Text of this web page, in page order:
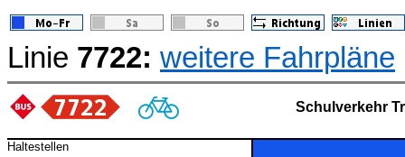
Linie 7722: weitere Fahrpläne
Schulverkehr
Haltestellen